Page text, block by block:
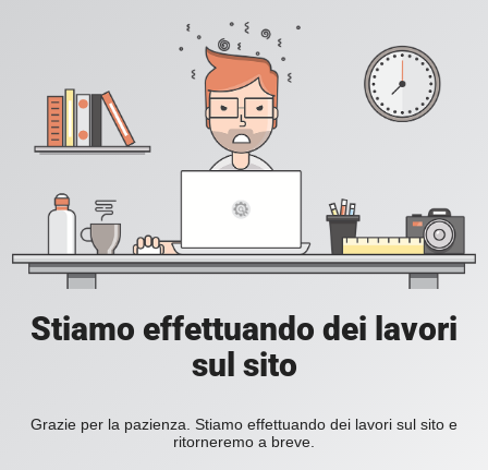
Stiamo effettuando dei lavori
sul sito
Grazie per la pazienza. Stiamo effettuando dei lavori sul sito e
ritorneremo a breve.